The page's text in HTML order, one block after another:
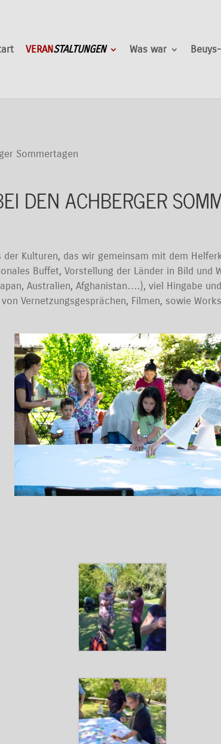
VERANSTALTUNGEN Was war
Sommertagen
DEN ACHBERGER
Kulturen, das wir gemeinsam mit dem
Buffet, Vorstellung der Länder in Bild und
Australien, Afghanistan….), viel Hingabe
Vernetzungsgesprächen, Filmen, sowie